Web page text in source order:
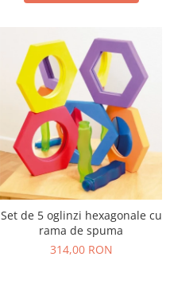
Set de 5 oglinzi hexagonale cu
rama de spuma
314,00 RON